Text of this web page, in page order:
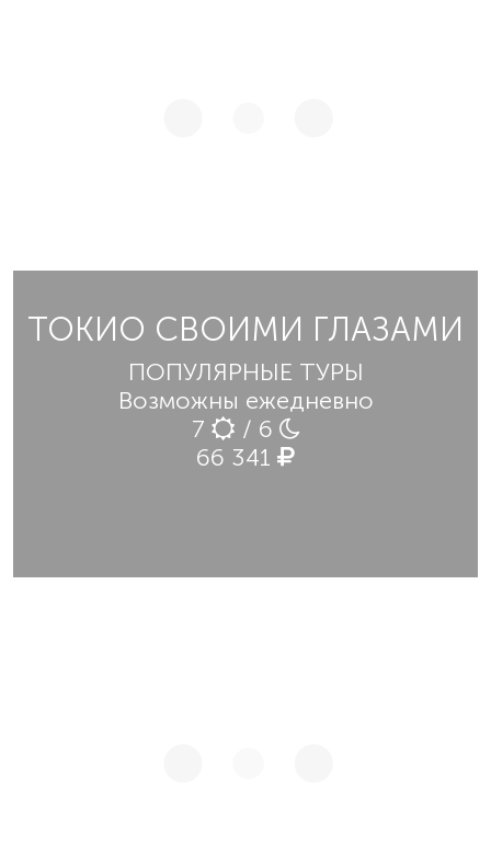
ТОКИО СВОИМИ ГЛАЗАМИ
ПОПУЛЯРНЫЕ ТУРЫ
Возможны ежедневно
7
/ 6
66 341